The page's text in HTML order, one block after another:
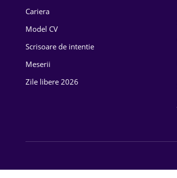
Energetică
Farma
Cariera
Model CV
Scrisoare de intentie
Meserii
Zile libere 2026